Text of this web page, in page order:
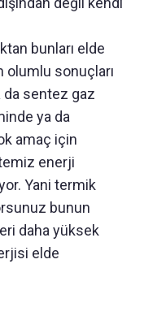
bunları elde
sonuçları
da sentez gaz
ya da
amaç için
enerji
Yani termik
bunun
daha yüksek
elde